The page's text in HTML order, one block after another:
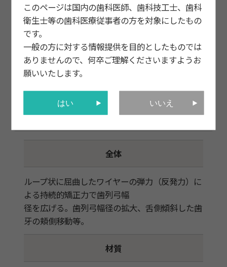
このページは国内の歯科医師、歯科技工士、歯科
衛生士等の歯科医療従事者の方を対象にしたもの
です。
一般の方に対する情報提供を目的としたものでは
ありませんので、何卒ご理解くださいますようお
願いいたします。
はい いいえ
全体
ループ状に屈曲したワイヤーの弾力（反発力）に
よる持続的矯正力で歯列弓幅
径を広げる。歯列弓幅径の拡大、舌側傾斜した歯
牙の頬側移動等。
材質